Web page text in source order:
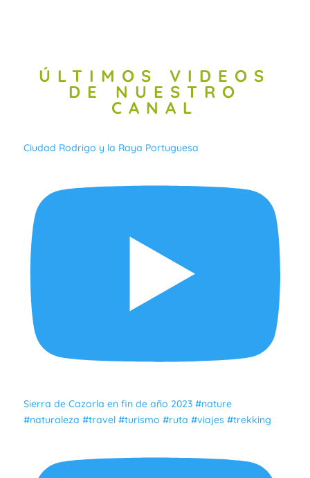
ÚLTIMOS VIDEOS
DE NUESTRO
CANAL
Ciudad Rodrigo y la Raya Portuguesa
Sierra de Cazorla en fin de año 2023 #nature
#naturaleza #travel #turismo #ruta #viajes #trekking